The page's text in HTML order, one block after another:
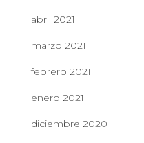
abril 2021
marzo 2021
febrero 2021
enero 2021
diciembre 2020